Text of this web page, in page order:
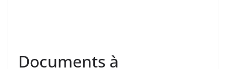
Documents à